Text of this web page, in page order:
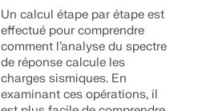
Un calcul étape par étape est
effectué pour comprendre
comment l’analyse du spectre
de réponse calcule les
charges sismiques. En
examinant ces opérations, il